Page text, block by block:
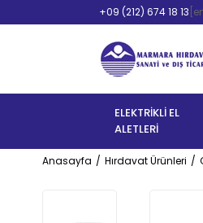
+09 (212) 674 18 13
ELEKTRİKLİ EL
ALETLERİ
Anasayfa Hırdavat Ürünleri